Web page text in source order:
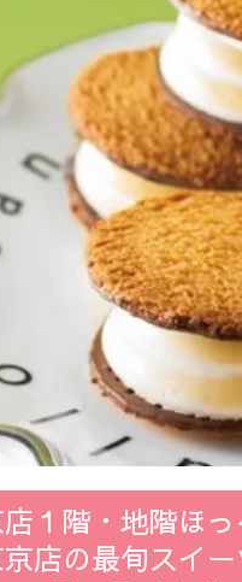
１階・地階ほっ
店の最旬スイー